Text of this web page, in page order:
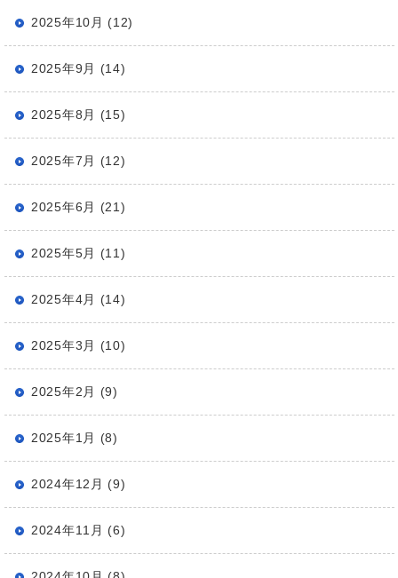
2025年10月 (12)
2025年9月 (14)
2025年8月 (15)
2025年7月 (12)
2025年6月 (21)
2025年5月 (11)
2025年4月 (14)
2025年3月 (10)
2025年2月 (9)
2025年1月 (8)
2024年12月 (9)
2024年11月 (6)